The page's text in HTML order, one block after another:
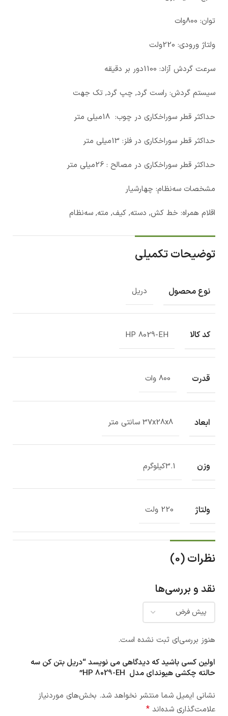
توان: 800وات
ولتاژ ورودی: 220ولت
سرعت گردش آزاد: 1100دور بر دقیقه
سیستم گردش: راست گرد, چپ گرد, تک جهت
حداکثر قطر سوراخکاری در چوب: 18میلی متر
حداکثر قطر سوراخکاری در فلز: 13میلی متر
حداکثر قطر سوراخکاری در مصالح : 26میلی متر
مشخصات سه‌نظام: چهارشیار
اقلام همراه: خط کش, دسته, کیف, مته, سه‌نظام
توضیحات تکمیلی
نوع محصول دریل
کد کالا HP 8029-EH
قدرت 800 وات
ابعاد 37x28x8 سانتی متر
وزن 3.1کیلوگرم
ولتاژ 220 ولت
نظرات (0)
نقد و بررسی‌ها
هنوز بررسی‌ای ثبت نشده است.
اولین کسی باشید که دیدگاهی می نویسد “دریل بتن کن سه
حالته چکشی هیوندای مدل HP 8029-EH”
نشانی ایمیل شما منتشر نخواهد شد. بخش‌های موردنیاز
علامت‌گذاری شده‌اند *